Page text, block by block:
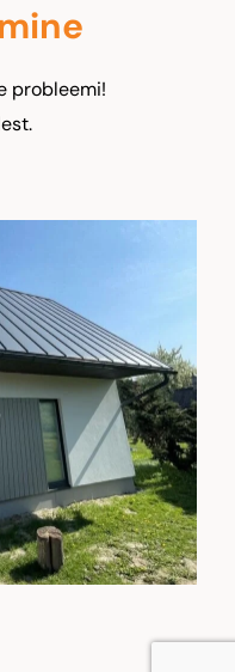
probleemi!